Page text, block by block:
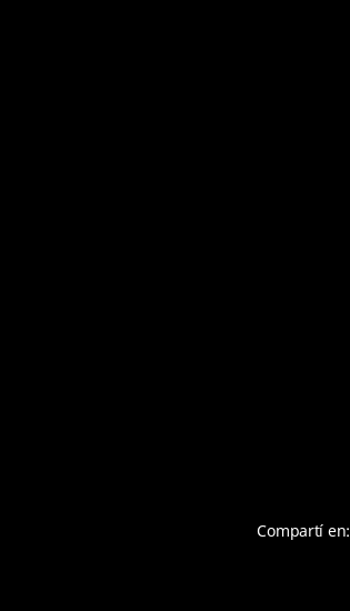
Compartí en: